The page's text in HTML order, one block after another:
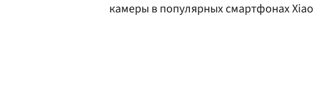
камеры в популярных смартфонах